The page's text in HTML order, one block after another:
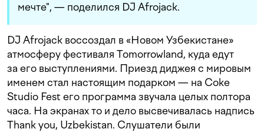
мечте", — поделился DJ Afrojack.
DJ Afrojack воссоздал в «Новом Узбекистане»
атмосферу фестиваля Tomorrowland, куда едут
за его выступлениями. Приезд диджея с мировым
именем стал настоящим подарком — на Coke
Studio Fest его программа звучала целых полтора
часа. На экранах то и дело высвечивалась надпись
Thank you, Uzbekistan. Слушатели были